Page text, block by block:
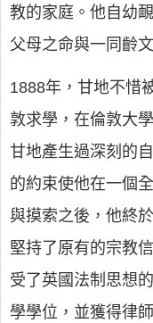
教的家庭。他自幼
父母之命與一同齡
1888年，甘地不惜
敦求學，在倫敦大
甘地產生過深刻的
的約束使他在一個
與摸索之後，他終
堅持了原有的宗教
受了英國法制思想
學學位，並獲得律